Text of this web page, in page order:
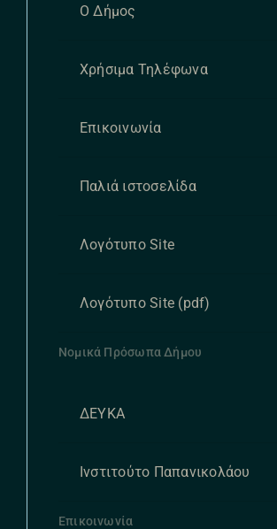
Ο Δήμος
Χρήσιμα Τηλέφωνα
Επικοινωνία
Παλιά ιστοσελίδα
Λογότυπο Site
Λογότυπο Site (pdf)
Νομικά Πρόσωπα Δήμου
ΔΕΥΚΑ
Ινστιτούτο Παπανικολάου
Επικοινωνία